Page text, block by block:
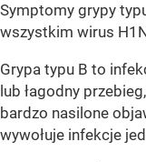
Symptomy grypy
wszystkim wirus
Grypa typu B to
lub łagodny
bardzo nasilone
wywołuje infekcje